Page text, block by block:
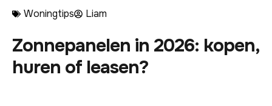
Woningtips Liam
Zonnepanelen in 2026: kopen,
huren of leasen?